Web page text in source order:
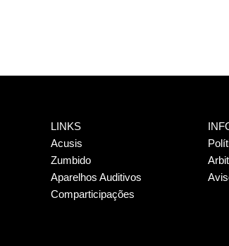
LINKS
Acusis
Zumbido
Aparelhos Auditivos
Comparticipações